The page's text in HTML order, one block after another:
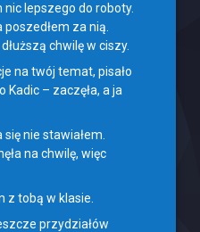
nic lepszego do roboty.
poszedłem za nią.
chwilę w ciszy.
na twój temat, pisało
– zaczęła, a ja
nie stawiałem.
na chwilę, więc
z tobą w klasie.
przydziałów